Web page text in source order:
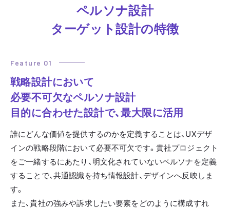
ペルソナ設計
ターゲット設計の特徴
Feature 01
戦略設計において
必要不可欠なペルソナ設計
目的に合わせた設計で、最大限に活用
誰にどんな価値を提供するのかを定義することは、UXデザ
インの戦略段階において必要不可欠です。貴社プロジェクト
をご一緒するにあたり、明文化されていないペルソナを定義
することで、共通認識を持ち情報設計、デザインへ反映しま
す。
また、貴社の強みや訴求したい要素をどのように構成すれ